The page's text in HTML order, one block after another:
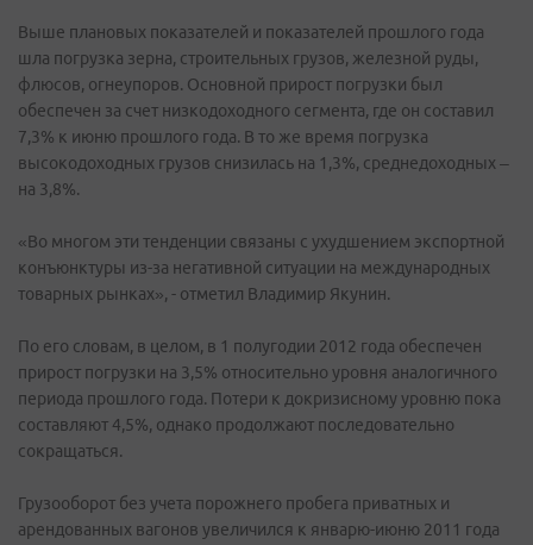
Выше плановых показателей и показателей прошлого года
шла погрузка зерна, строительных грузов, железной руды,
флюсов, огнеупоров. Основной прирост погрузки был
обеспечен за счет низкодоходного сегмента, где он составил
7,3% к июню прошлого года. В то же время погрузка
высокодоходных грузов снизилась на 1,3%, среднедоходных –
на 3,8%.
«Во многом эти тенденции связаны с ухудшением экспортной
конъюнктуры из-за негативной ситуации на международных
товарных рынках», - отметил Владимир Якунин.
По его словам, в целом, в 1 полугодии 2012 года обеспечен
прирост погрузки на 3,5% относительно уровня аналогичного
периода прошлого года. Потери к докризисному уровню пока
составляют 4,5%, однако продолжают последовательно
сокращаться.
Грузооборот без учета порожнего пробега приватных и
арендованных вагонов увеличился к январю-июню 2011 года